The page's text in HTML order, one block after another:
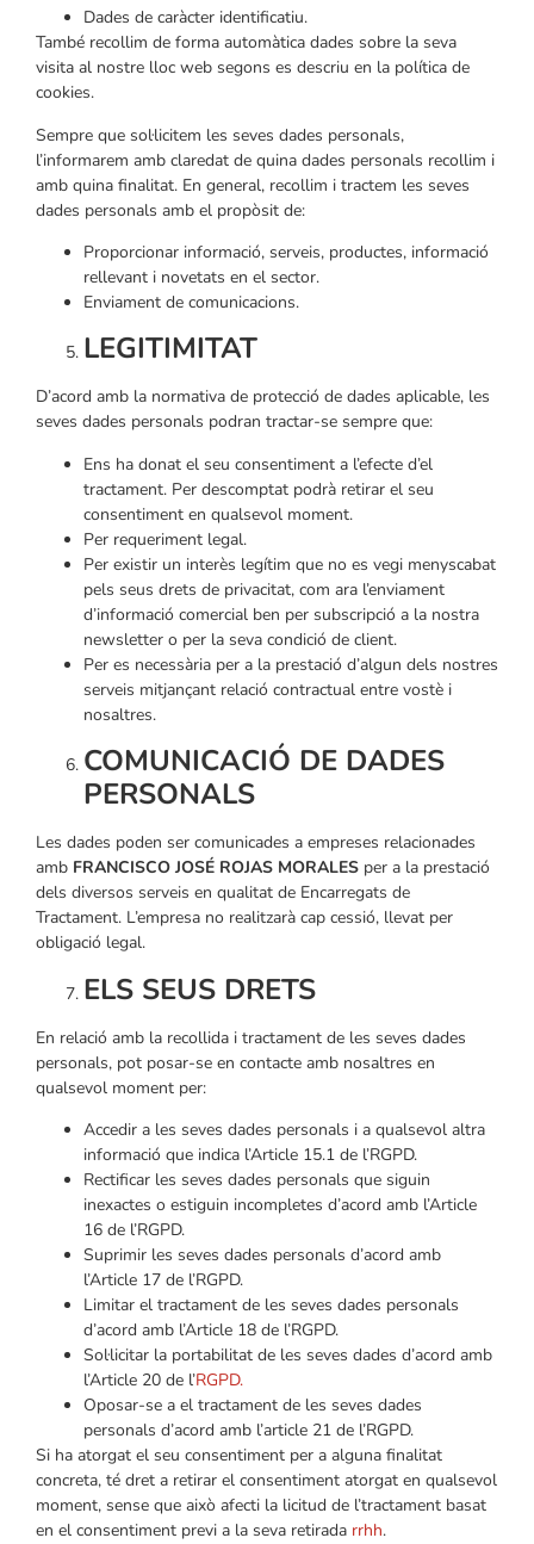
Dades de caràcter identificatiu.
També recollim de forma automàtica dades sobre la seva
visita al nostre lloc web segons es descriu en la política de
cookies.
Sempre que sol·licitem les seves dades personals,
l’informarem amb claredat de quina dades personals recollim i
amb quina finalitat. En general, recollim i tractem les seves
dades personals amb el propòsit de:
Proporcionar informació, serveis, productes, informació
rellevant i novetats en el sector.
Enviament de comunicacions.
LEGITIMITAT
D’acord amb la normativa de protecció de dades aplicable, les
seves dades personals podran tractar-se sempre que:
Ens ha donat el seu consentiment a l’efecte d’el
tractament. Per descomptat podrà retirar el seu
consentiment en qualsevol moment.
Per requeriment legal.
Per existir un interès legítim que no es vegi menyscabat
pels seus drets de privacitat, com ara l’enviament
d’informació comercial ben per subscripció a la nostra
newsletter o per la seva condició de client.
Per es necessària per a la prestació d’algun dels nostres
serveis mitjançant relació contractual entre vostè i
nosaltres.
COMUNICACIÓ DE DADES
PERSONALS
Les dades poden ser comunicades a empreses relacionades
amb FRANCISCO JOSÉ ROJAS MORALES per a la prestació
dels diversos serveis en qualitat de Encarregats de
Tractament. L’empresa no realitzarà cap cessió, llevat per
obligació legal.
ELS SEUS DRETS
En relació amb la recollida i tractament de les seves dades
personals, pot posar-se en contacte amb nosaltres en
qualsevol moment per:
Accedir a les seves dades personals i a qualsevol altra
informació que indica l’Article 15.1 de l’RGPD.
Rectificar les seves dades personals que siguin
inexactes o estiguin incompletes d’acord amb l’Article
16 de l’RGPD.
Suprimir les seves dades personals d’acord amb
l’Article 17 de l’RGPD.
Limitar el tractament de les seves dades personals
d’acord amb l’Article 18 de l’RGPD.
Sol·licitar la portabilitat de les seves dades d’acord amb
l’Article 20 de l’RGPD.
Oposar-se a el tractament de les seves dades
personals d’acord amb l’article 21 de l’RGPD.
Si ha atorgat el seu consentiment per a alguna finalitat
concreta, té dret a retirar el consentiment atorgat en qualsevol
moment, sense que això afecti la licitud de l’tractament basat
en el consentiment previ a la seva retirada rrhh.